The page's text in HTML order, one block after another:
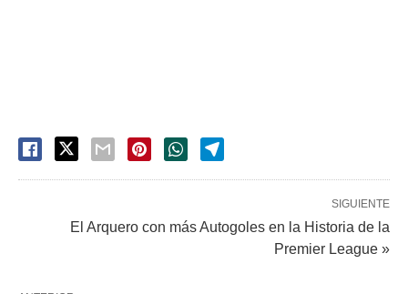
SIGUIENTE
El Arquero con más Autogoles en la Historia de la
Premier League »